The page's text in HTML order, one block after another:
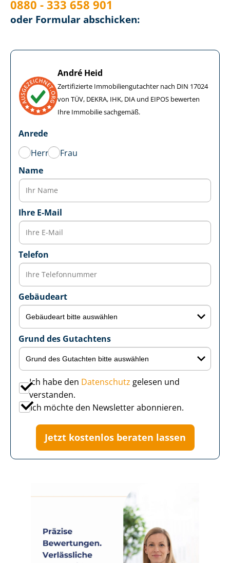
0880 - 333 658 901
oder Formular abschicken:
André Heid
Zertifizierte Im­mo­bi­li­en­gut­ach­ter nach DIN 17024
von TÜV, DEKRA, IHK, DIA und EIPOS bewerten
Ihre Immobilie sachgemäß.
Anrede
Herr
Frau
Name
Ihre E-Mail
Telefon
Gebäudeart
Grund des Gutachtens
Ich habe den Datenschutz gelesen und
verstanden.
Ich möchte den Newsletter abonnieren.
Jetzt kostenlos beraten lassen